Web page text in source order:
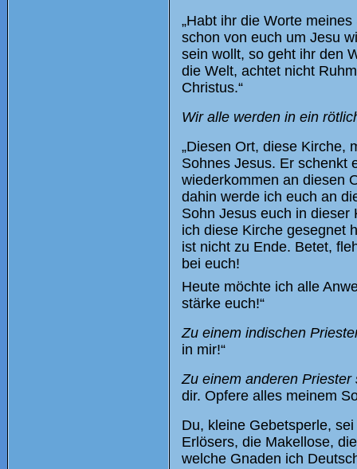
„Habt ihr die Worte
schon von euch um Jesu
sein wollt, so geht ihr den
die Welt, achtet nicht
Christus.“
Wir alle werden in ein
„Diesen Ort, diese Kirche,
Sohnes Jesus. Er schenkt
wiederkommen an diesen
dahin werde ich euch an
Sohn Jesus euch in dieser
ich diese Kirche gesegnet
ist nicht zu Ende. Betet,
bei euch!
Heute möchte ich alle
stärke euch!“
Zu einem indischen
in mir!“
Zu einem anderen Priester
dir. Opfere alles meinem
Du, kleine Gebetsperle,
Erlösers, die Makellose,
welche Gnaden ich